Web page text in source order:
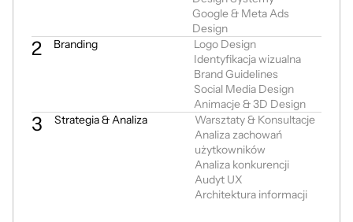
Google & Meta Ads
Design
2 Branding
Logo Design
Identyfikacja wizualna
Brand Guidelines
Social Media Design
Animacje & 3D Design
3 Strategia & Analiza
Warsztaty & Konsultacje
Analiza zachowań
użytkowników
Analiza konkurencji
Audyt UX
Architektura informacji